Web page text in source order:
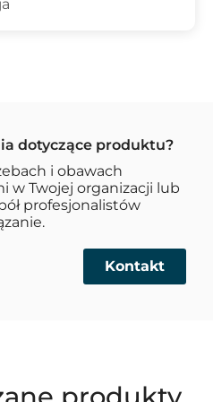
dotyczące produktu?
i obawach
w Twojej organizacji lub
profesjonalistów
Kontakt